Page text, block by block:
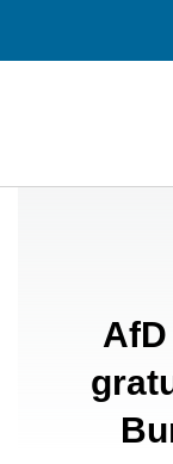
Zum